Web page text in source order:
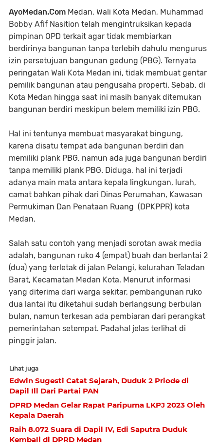
AyoMedan.Com Medan, Wali Kota Medan, Muhammad
Bobby Afif Nasition telah mengintruksikan kepada
pimpinan OPD terkait agar tidak membiarkan
berdirinya bangunan tanpa terlebih dahulu mengurus
izin persetujuan bangunan gedung (PBG). Ternyata
peringatan Wali Kota Medan ini, tidak membuat gentar
pemilik bangunan atau pengusaha properti. Sebab, di
Kota Medan hingga saat ini masih banyak ditemukan
bangunan berdiri meskipun belem memiliki izin PBG.
Hal ini tentunya membuat masyarakat bingung,
karena disatu tempat ada bangunan berdiri dan
memiliki plank PBG, namun ada juga bangunan berdiri
tanpa memiliki plank PBG. Diduga, hal ini terjadi
adanya main mata antara kepala lingkungan, lurah,
camat bahkan pihak dari Dinas Perumahan, Kawasan
Permukiman Dan Penataan Ruang (DPKPPR) kota
Medan.
Salah satu contoh yang menjadi sorotan awak media
adalah, bangunan ruko 4 (empat) buah dan berlantai 2
(dua) yang terletak di jalan Pelangi, kelurahan Teladan
Barat, Kecamatan Medan Kota. Menurut informasi
yang diterima dari warga sekitar, pembangunan ruko
dua lantai itu diketahui sudah berlangsung berbulan
bulan, namun terkesan ada pembiaran dari perangkat
pemerintahan setempat. Padahal jelas terlihat di
pinggir jalan.
Lihat juga
Edwin Sugesti Catat Sejarah, Duduk 2 Priode di
Dapil Ill Dari Partai PAN
DPRD Medan Gelar Rapat Paripurna LKPJ 2023 Oleh
Kepala Daerah
Raih 8.072 Suara di Dapil IV, Edi Saputra Duduk
Kembali di DPRD Medan